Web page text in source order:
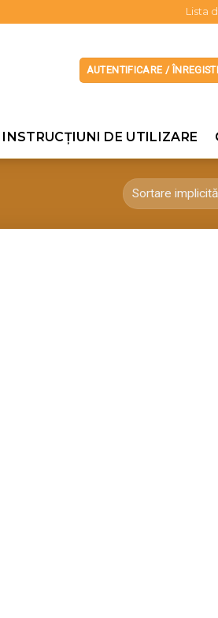
Lista
AUTENTIFICARE /
INSTRUCȚIUNI DE UTILIZARE